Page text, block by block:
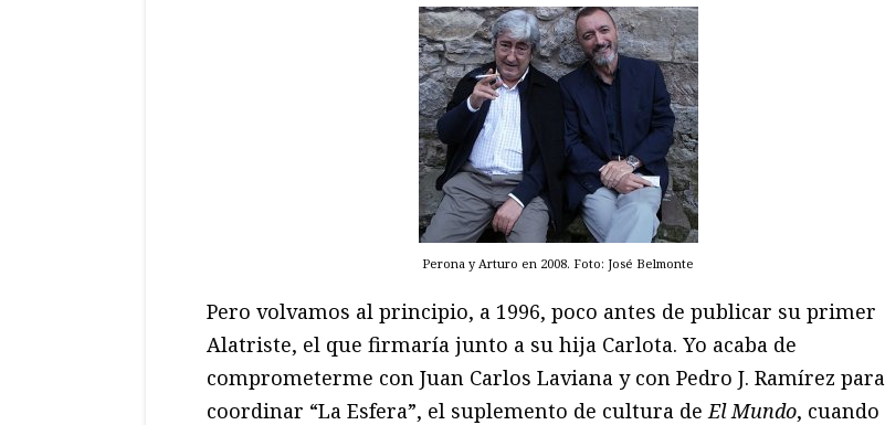
Perona y Arturo en 2008. Foto: José Belmonte
Pero volvamos al principio, a 1996, poco antes de publicar su primer
Alatriste, el que firmaría junto a su hija Carlota. Yo acaba de
comprometerme con Juan Carlos Laviana y con Pedro J. Ramírez para
coordinar “La Esfera”, el suplemento de cultura de El Mundo, cuando